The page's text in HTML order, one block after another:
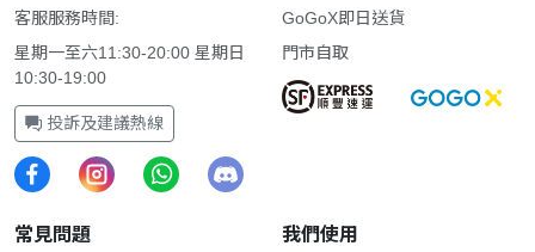
客服服務時間:
星期一至六11:30-20:00 星期日
10:30-19:00
投訴及建議熱線
GoGoX即日送貨
門市自取
常見問題 我們使用